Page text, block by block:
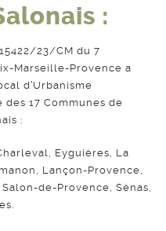
:
23/CM du 7
Marseille-Provence a
d’Urbanisme
17 Communes de
:
Eyguières, La
Lançon-Provence,
de-Provence, Sénas,